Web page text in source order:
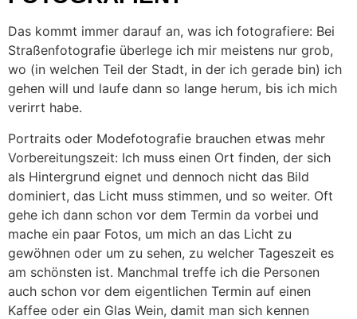
Das kommt immer darauf an, was ich fotografiere: Bei
Straßenfotografie überlege ich mir meistens nur grob,
wo (in welchen Teil der Stadt, in der ich gerade bin) ich
gehen will und laufe dann so lange herum, bis ich mich
verirrt habe.
Portraits oder Modefotografie brauchen etwas mehr
Vorbereitungszeit: Ich muss einen Ort finden, der sich
als Hintergrund eignet und dennoch nicht das Bild
dominiert, das Licht muss stimmen, und so weiter. Oft
gehe ich dann schon vor dem Termin da vorbei und
mache ein paar Fotos, um mich an das Licht zu
gewöhnen oder um zu sehen, zu welcher Tageszeit es
am schönsten ist. Manchmal treffe ich die Personen
auch schon vor dem eigentlichen Termin auf einen
Kaffee oder ein Glas Wein, damit man sich kennen